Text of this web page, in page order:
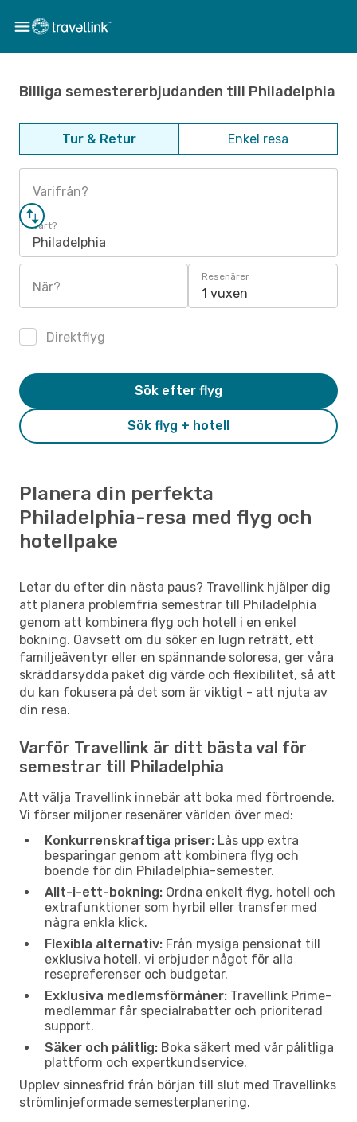
Billiga semestererbjudanden till Philadelphia
Tur & Retur Enkel resa
Varifrån?
Vart?
Philadelphia
När?
Resenärer
1 vuxen
Direktflyg
Sök flyg + hotell
Sök efter flyg
Planera din perfekta
Philadelphia-resa med flyg och
hotellpake
Letar du efter din nästa paus? Travellink hjälper dig
att planera problemfria semestrar till Philadelphia
genom att kombinera flyg och hotell i en enkel
bokning. Oavsett om du söker en lugn reträtt, ett
familjeäventyr eller en spännande soloresa, ger våra
skräddarsydda paket dig värde och flexibilitet, så att
du kan fokusera på det som är viktigt - att njuta av
din resa.
Varför Travellink är ditt bästa val för
semestrar till Philadelphia
Att välja Travellink innebär att boka med förtroende.
Vi förser miljoner resenärer världen över med:
Konkurrenskraftiga priser: Lås upp extra
besparingar genom att kombinera flyg och
boende för din Philadelphia-semester.
Allt-i-ett-bokning: Ordna enkelt flyg, hotell och
extrafunktioner som hyrbil eller transfer med
några enkla klick.
Flexibla alternativ: Från mysiga pensionat till
exklusiva hotell, vi erbjuder något för alla
resepreferenser och budgetar.
Exklusiva medlemsförmåner: Travellink Prime-
medlemmar får specialrabatter och prioriterad
support.
Säker och pålitlig: Boka säkert med vår pålitliga
plattform och expertkundservice.
Upplev sinnesfrid från början till slut med Travellinks
strömlinjeformade semesterplanering.